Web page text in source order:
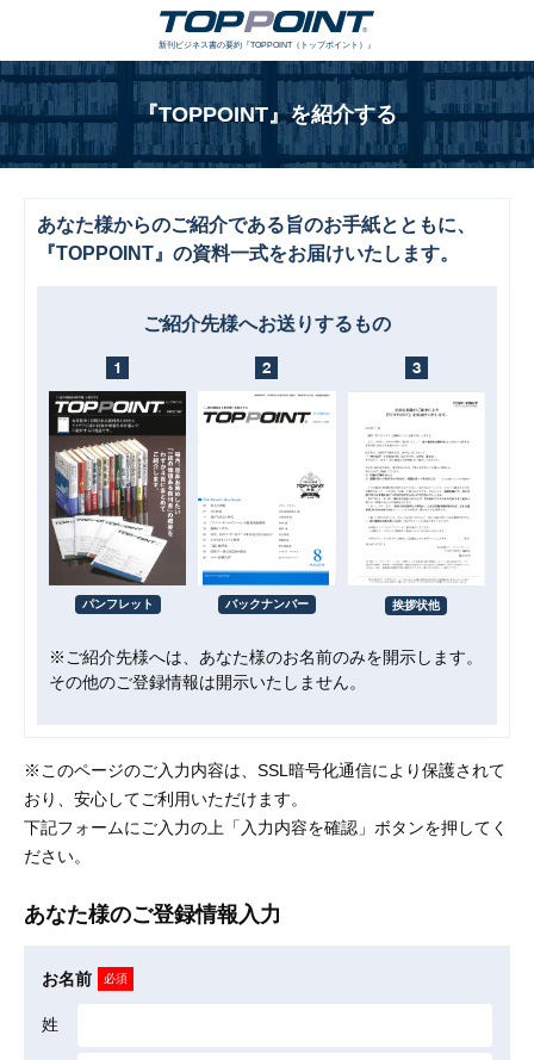
新刊ビジネス書の要約『TOPPOINT（トップポイント）』
『TOPPOINT』を紹介する
あなた様からのご紹介である旨のお手紙とともに、
『TOPPOINT』の資料一式をお届けいたします。
ご紹介先様へお送りするもの
1
パンフレット
2
バックナンバー
3
挨拶状他
※ご紹介先様へは、あなた様のお名前のみを開示します。
その他のご登録情報は開示いたしません。
※このページのご入力内容は、SSL暗号化通信により保護されて
おり、安心してご利用いただけます。
下記フォームにご入力の上「入力内容を確認」ボタンを押してく
ださい。
あなた様のご登録情報入力
お名前 必須
姓